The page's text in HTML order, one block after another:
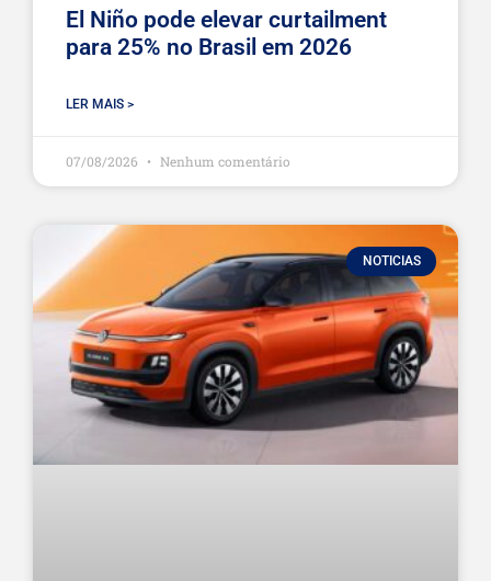
El Niño pode elevar curtailment
para 25% no Brasil em 2026
LER MAIS >
07/08/2026 Nenhum comentário
NOTICIAS